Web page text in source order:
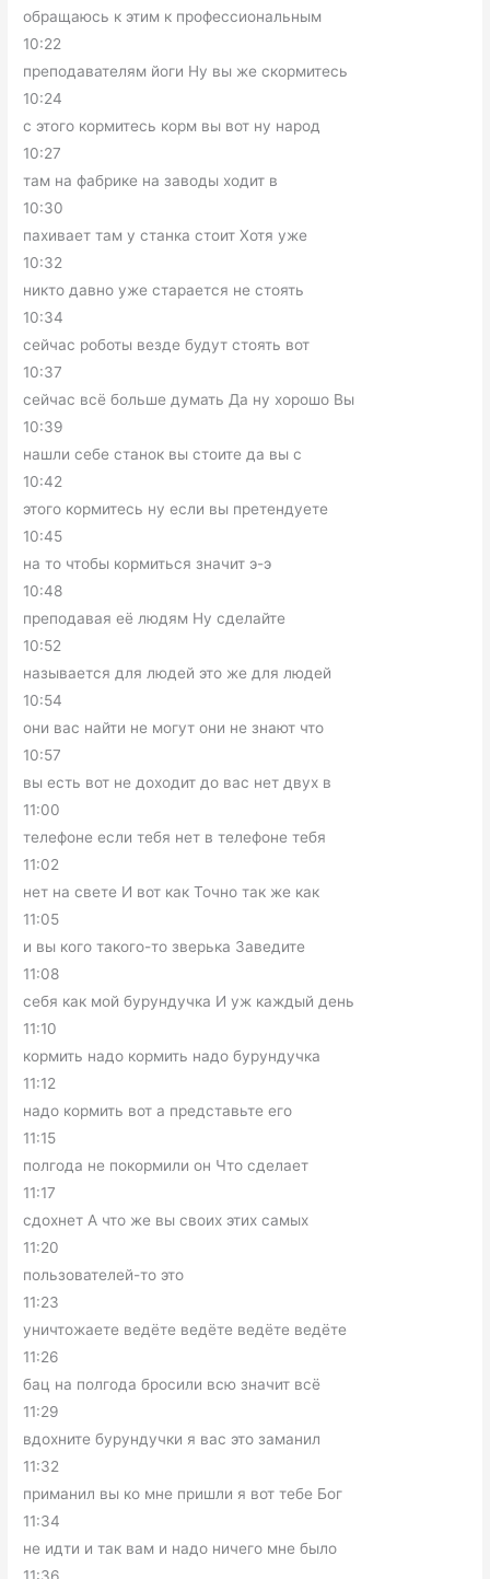
обращаюсь к этим к профессиональным
10:22
преподавателям йоги Ну вы же скормитесь
10:24
с этого кормитесь корм вы вот ну народ
10:27
там на фабрике на заводы ходит в
10:30
пахивает там у станка стоит Хотя уже
10:32
никто давно уже старается не стоять
10:34
сейчас роботы везде будут стоять вот
10:37
сейчас всё больше думать Да ну хорошо Вы
10:39
нашли себе станок вы стоите да вы с
10:42
этого кормитесь ну если вы претендуете
10:45
на то чтобы кормиться значит э-э
10:48
преподавая её людям Ну сделайте
10:52
называется для людей это же для людей
10:54
они вас найти не могут они не знают что
10:57
вы есть вот не доходит до вас нет двух в
11:00
телефоне если тебя нет в телефоне тебя
11:02
нет на свете И вот как Точно так же как
11:05
и вы кого такого-то зверька Заведите
11:08
себя как мой бурундучка И уж каждый день
11:10
кормить надо кормить надо бурундучка
11:12
надо кормить вот а представьте его
11:15
полгода не покормили он Что сделает
11:17
сдохнет А что же вы своих этих самых
11:20
пользователей-то это
11:23
уничтожаете ведёте ведёте ведёте ведёте
11:26
бац на полгода бросили всю значит всё
11:29
вдохните бурундучки я вас это заманил
11:32
приманил вы ко мне пришли я вот тебе Бог
11:34
не идти и так вам и надо ничего мне было